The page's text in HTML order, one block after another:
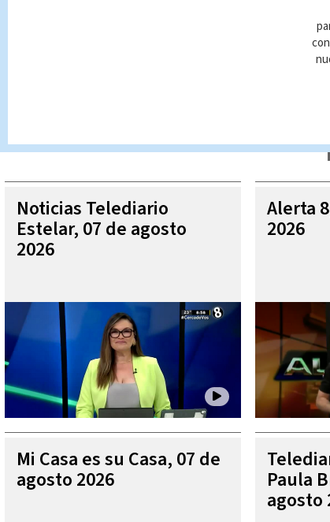
Queda prohibida la reproducción total o parcial del
autorizada constituye una infracción y un delito de
Noticias Telediario
Estelar, 07 de agosto
2026
Alerta
2026
Mi Casa es su Casa, 07 de
agosto 2026 Paula
agosto